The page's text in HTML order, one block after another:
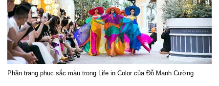
Phần trang phục sắc màu trong Life in Color của Đỗ Mạnh Cường